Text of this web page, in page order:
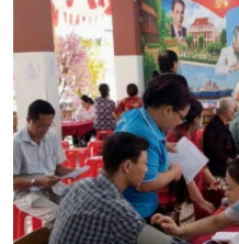
Văn hoá & Du lịch
Tin Văn hoá & Du lịch